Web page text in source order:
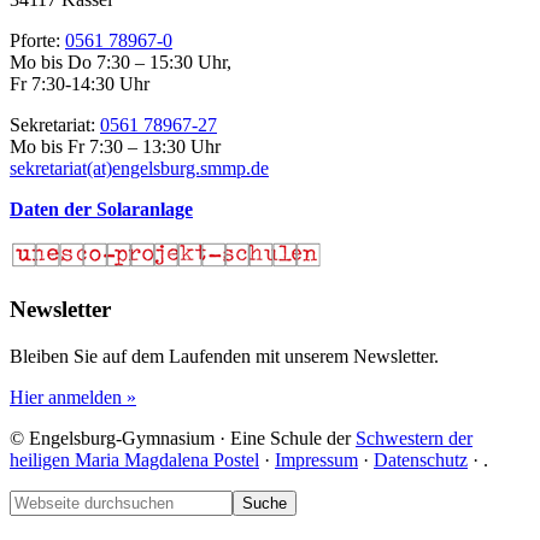
Pforte: 0561 78967-0
Mo bis Do 7:30 – 15:30 Uhr,
Fr 7:30-14:30 Uhr
Sekretariat: 0561 78967-27
Mo bis Fr 7:30 – 13:30 Uhr
sekretariat(at)engelsburg.smmp.de
Daten der Solaranlage
Newsletter
Bleiben Sie auf dem Laufenden mit unserem Newsletter.
Hier anmelden »
© Engelsburg-Gymnasium · Eine Schule der Schwestern der
heiligen Maria Magdalena Postel · Impressum · Datenschutz · .
Footer
Webseite
durchsuchen